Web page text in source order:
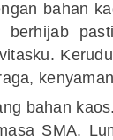
bahan
berhijab
bahan
SMA.